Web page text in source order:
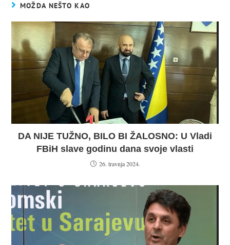
MOŽDA NEŠTO KAO
DA NIJE TUŽNO, BILO BI ŽALOSNO: U Vladi
FBiH slave godinu dana svoje vlasti
26. travnja 2024.